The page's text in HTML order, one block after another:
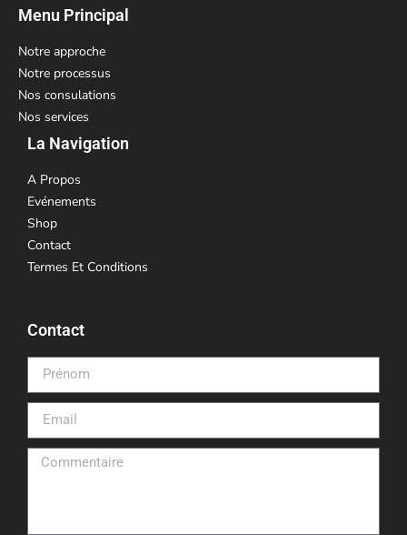
Menu Principal
Notre approche
Notre processus
Nos consulations
Nos services
La Navigation
A Propos
Evénements
Shop
Contact
Termes Et Conditions
Contact